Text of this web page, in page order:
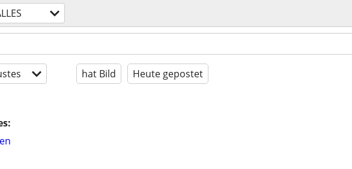
hat Bild Heute gepostet